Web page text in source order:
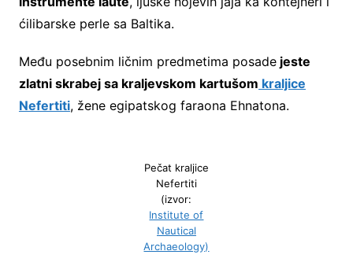
ćilibarske perle sa Baltika.
Među posebnim ličnim predmetima posadejeste
zlatni skrabej sa kraljevskom kartušom kraljice
Nefertiti, žene egipatskog faraona Ehnatona.
Pečat kraljice
Nefertiti
(izvor:
Institute of
Nautical
Archaeology)